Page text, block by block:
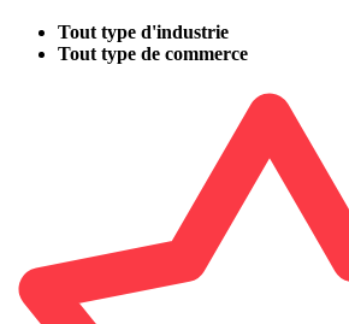
Tout type d'industrie
Tout type de commerce